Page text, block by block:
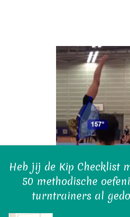
Heb jij de Kip Checklist
50 methodische
turntrainers al